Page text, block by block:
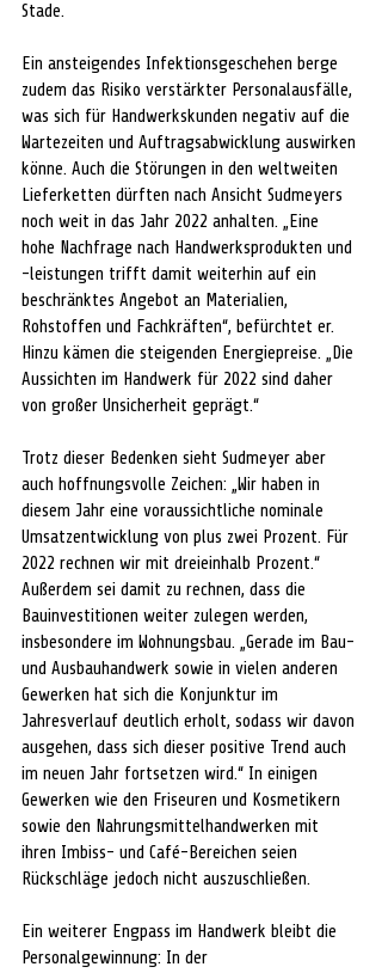
Stade.
Ein ansteigendes Infektionsgeschehen berge
zudem das Risiko verstärkter Personalausfälle,
was sich für Handwerkskunden negativ auf die
Wartezeiten und Auftragsabwicklung auswirken
könne. Auch die Störungen in den weltweiten
Lieferketten dürften nach Ansicht Sudmeyers
noch weit in das Jahr 2022 anhalten. „Eine
hohe Nachfrage nach Handwerksprodukten und
-leistungen trifft damit weiterhin auf ein
beschränktes Angebot an Materialien,
Rohstoffen und Fachkräften“, befürchtet er.
Hinzu kämen die steigenden Energiepreise. „Die
Aussichten im Handwerk für 2022 sind daher
von großer Unsicherheit geprägt.“
Trotz dieser Bedenken sieht Sudmeyer aber
auch hoffnungsvolle Zeichen: „Wir haben in
diesem Jahr eine voraussichtliche nominale
Umsatzentwicklung von plus zwei Prozent. Für
2022 rechnen wir mit dreieinhalb Prozent.“
Außerdem sei damit zu rechnen, dass die
Bauinvestitionen weiter zulegen werden,
insbesondere im Wohnungsbau. „Gerade im Bau-
und Ausbauhandwerk sowie in vielen anderen
Gewerken hat sich die Konjunktur im
Jahresverlauf deutlich erholt, sodass wir davon
ausgehen, dass sich dieser positive Trend auch
im neuen Jahr fortsetzen wird.“ In einigen
Gewerken wie den Friseuren und Kosmetikern
sowie den Nahrungsmittelhandwerken mit
ihren Imbiss- und Café-Bereichen seien
Rückschläge jedoch nicht auszuschließen.
Ein weiterer Engpass im Handwerk bleibt die
Personalgewinnung: In der